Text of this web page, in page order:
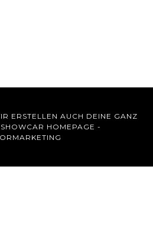
ERSTELLEN AUCH DEINE GANZ
HOMEPAGE -